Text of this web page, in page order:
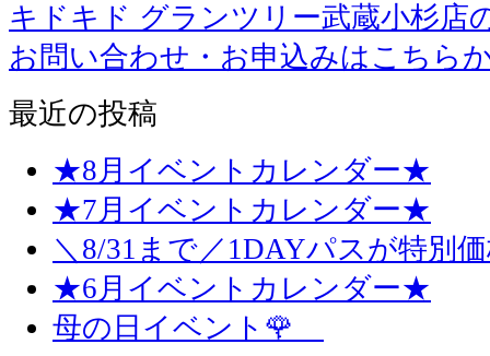
キドキド グランツリー武蔵小杉店
お問い合わせ・お申込みはこちら
最近の投稿
★8月イベントカレンダー★
★7月イベントカレンダー★
＼8/31まで／1DAYパスが特別
★6月イベントカレンダー★
母の日イベント🌹